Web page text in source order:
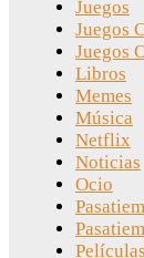
Juegos
Juegos
Juegos
Libros
Memes
Música
Netflix
Noticias
Ocio
Películas